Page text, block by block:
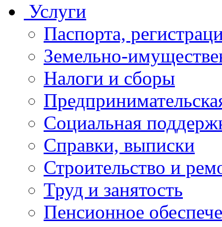
Услуги
Паспорта,
Земельно-
Налоги и сборы
Социальная
Справки, выписки
Строительство и
Труд и занятость
Пенсионное